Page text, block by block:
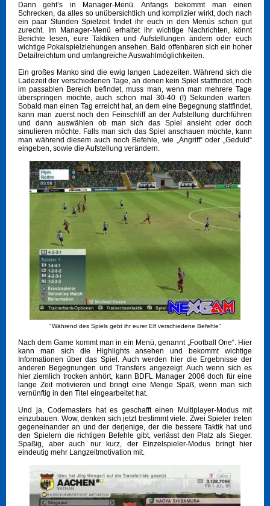
Dann geht’s in Manager-Menü. Anfangs bekommt man einen
Schrecken, da alles so unübersichtlich und komplizier wirkt, doch nach
ein paar Stunden Spielzeit findet ihr euch in den Menüs schon gut
zurecht. Im Manager-Menü erhaltet ihr wichtige Nachrichten, könnt
Berichte lesen, eure Taktiken und Aufstellungen ändern oder euch
wichtige Pokalspielziehungen ansehen. Bald offenbaren sich ein hoher
Detailreichtum und umfangreiche Auswahlmöglichkeiten.
Ein großes Manko sind die ewig langen Ladezeiten. Während sich die
Ladezeit der verschiedenen Tage, an denen kein Spiel stattfindet, noch
im passablen Bereich befindet, muss man, wenn man mehrere Tage
überspringen möchte, auch schon mal 30-40 (!) Sekunden warten.
Sobald man einen Tag erreicht hat, an dem eine Begegnung stattfindet,
kann man zuerst noch den Feinschliff an der Aufstellung durchführen
und dann auswählen ob man sich das Spiel ansieht oder doch
simulieren möchte. Falls man sich das Spiel anschauen möchte, kann
man während diesem auch noch Befehle, wie „Angriff“ oder „Geduld“
eingeben, sowie die Aufstellung verändern.
"Während des Spiels gebt ihr eurer Elf verschiedene Befehle"
Nach dem Game kommt man in ein Menü, genannt „Football One“. Hier
kann man sich die Highlights ansehen und bekommt wichtige
Informationen über das Spiel. Auch werden hier die Ergebnisse der
anderen Begegnungen und Transfers angezeigt. Auch wenn sich es
hier ziemlich trocken anhört, kann BDFL Manager 2006 doch für eine
lange Zeit motivieren und bringt eine Menge Spaß, wenn man sich
vernünftig in den Titel eingearbeitet hat.
Und ja, Codemasters hat es geschafft einen Multiplayer-Modus mit
einzubauen. Wow, denken sich jetzt bestimmt viele. Zwei Spieler treten
gegeneinander an und der derjenige, der die bessere Taktik hat und
den Spielern die richtigen Befehle gibt, verlässt den Platz als Sieger.
Spaßig, aber auch nur kurz, der Einzelspieler-Modus bringt hier
eindeutig mehr Langzeitmotivation mit.